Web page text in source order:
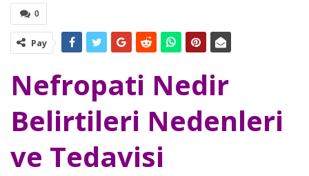
0
Pay
Nefropati Nedir
Belirtileri Nedenleri
ve Tedavisi